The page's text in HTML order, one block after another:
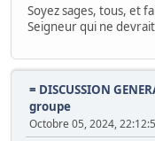
Soyez sages, tous, et
Seigneur qui ne
= DISCUSSION
groupe
Octobre 05, 2024,